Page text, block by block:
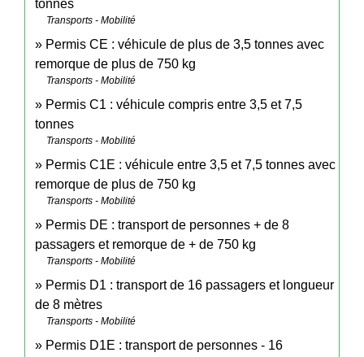
tonnes
Transports - Mobilité
Permis CE : véhicule de plus de 3,5 tonnes avec
remorque de plus de 750 kg
Transports - Mobilité
Permis C1 : véhicule compris entre 3,5 et 7,5
tonnes
Transports - Mobilité
Permis C1E : véhicule entre 3,5 et 7,5 tonnes avec
remorque de plus de 750 kg
Transports - Mobilité
Permis DE : transport de personnes + de 8
passagers et remorque de + de 750 kg
Transports - Mobilité
Permis D1 : transport de 16 passagers et longueur
de 8 mètres
Transports - Mobilité
Permis D1E : transport de personnes - 16